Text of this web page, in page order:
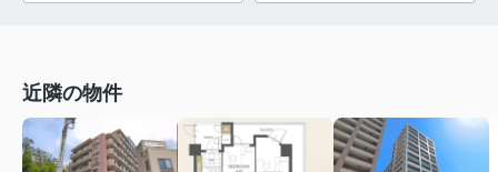
近隣の物件